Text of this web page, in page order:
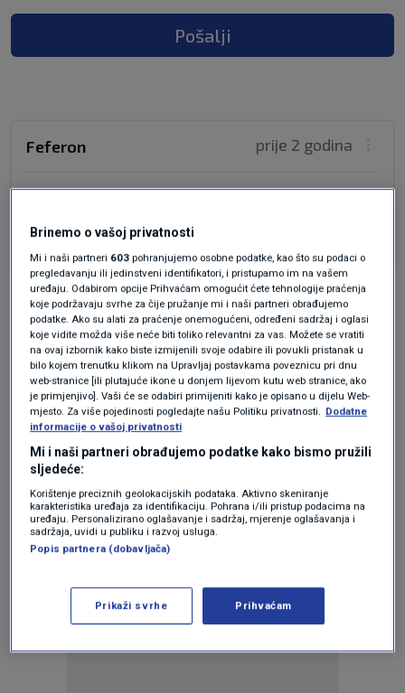
Pošalji
prije 2 godina
Feferon
Oglas
Oglas
Brinemo o vašoj privatnosti
Mi i naši partneri 603 pohranjujemo osobne podatke, kao što su podaci o
pregledavanju ili jedinstveni identifikatori, i pristupamo im na vašem
uređaju. Odabirom opcije Prihvaćam omogućit ćete tehnologije praćenja
koje podržavaju svrhe za čije pružanje mi i naši partneri obrađujemo
podatke. Ako su alati za praćenje onemogućeni, određeni sadržaj i oglasi
koje vidite možda više neće biti toliko relevantni za vas. Možete se vratiti
na ovaj izbornik kako biste izmijenili svoje odabire ili povukli pristanak u
bilo kojem trenutku klikom na Upravljaj postavkama poveznicu pri dnu
web-stranice [ili plutajuće ikone u donjem lijevom kutu web stranice, ako
je primjenjivo]. Vaši će se odabiri primijeniti kako je opisano u dijelu Web-
mjesto. Za više pojedinosti pogledajte našu Politiku privatnosti.
Dodatne
informacije o vašoj privatnosti
Mi i naši partneri obrađujemo podatke kako bismo pružili
sljedeće:
Korištenje preciznih geolokacijskih podataka. Aktivno skeniranje
karakteristika uređaja za identifikaciju. Pohrana i/ili pristup podacima na
uređaju. Personalizirano oglašavanje i sadržaj, mjerenje oglašavanja i
sadržaja, uvidi u publiku i razvoj usluga.
Popis partnera (dobavljača)
Prikaži svrhe Prihvaćam